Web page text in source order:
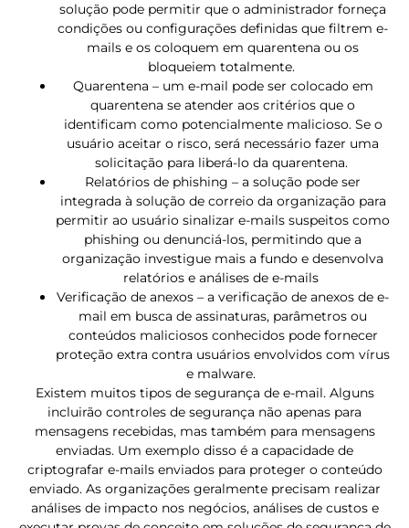
solução pode permitir que o administrador forneça
condições ou configurações definidas que filtrem e-
mails e os coloquem em quarentena ou os
bloqueiem totalmente.
Quarentena – um e-mail pode ser colocado em
quarentena se atender aos critérios que o
identificam como potencialmente malicioso. Se o
usuário aceitar o risco, será necessário fazer uma
solicitação para liberá-lo da quarentena.
Relatórios de phishing – a solução pode ser
integrada à solução de correio da organização para
permitir ao usuário sinalizar e-mails suspeitos como
phishing ou denunciá-los, permitindo que a
organização investigue mais a fundo e desenvolva
relatórios e análises de e-mails
Verificação de anexos – a verificação de anexos de e-
mail em busca de assinaturas, parâmetros ou
conteúdos maliciosos conhecidos pode fornecer
proteção extra contra usuários envolvidos com vírus
e malware.
Existem muitos tipos de segurança de e-mail. Alguns
incluirão controles de segurança não apenas para
mensagens recebidas, mas também para mensagens
enviadas. Um exemplo disso é a capacidade de
criptografar e-mails enviados para proteger o conteúdo
enviado. As organizações geralmente precisam realizar
análises de impacto nos negócios, análises de custos e